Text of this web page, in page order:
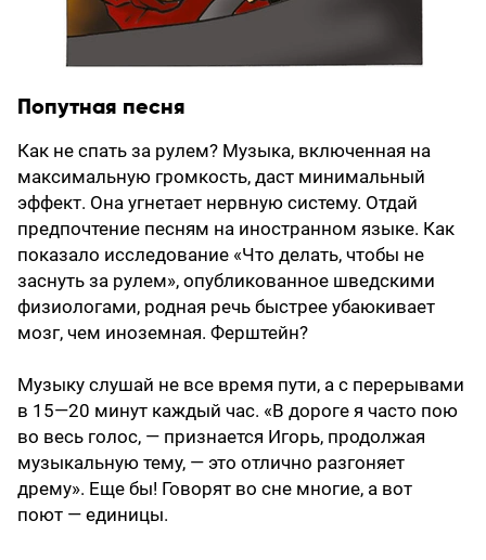
Попутная песня
Как не спать за рулем? Музыка, включенная на
максимальную громкость, даст минимальный
эффект. Она угнетает нервную систему. Отдай
предпочтение песням на иностранном языке. Как
показало исследование «Что делать, чтобы не
заснуть за рулем», опубликованное шведскими
физиологами, родная речь быстрее убаюкивает
мозг, чем иноземная. Ферштейн?
Музыку слушай не все время пути, а с перерывами
в 15—20 минут каждый час. «В дороге я часто пою
во весь голос, — признается Игорь, продолжая
музыкальную тему, — это отлично разгоняет
дрему». Еще бы! Говорят во сне многие, а вот
поют — единицы.